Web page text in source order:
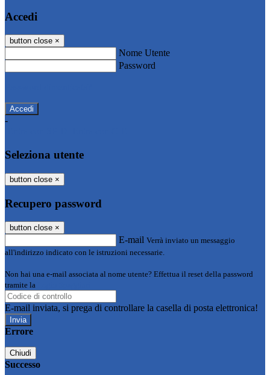
Accedi
button close ×
Nome Utente
Password
-
Seleziona utente
button close ×
Recupero password
button close ×
E-mail Verrà inviato un messaggio
all'indirizzo indicato con le istruzioni necessarie.
Non hai una e-mail associata al nome utente? Effettua il reset della password
tramite la
E-mail inviata, si prega di controllare la casella di posta elettronica!
Errore
Chiudi
Successo